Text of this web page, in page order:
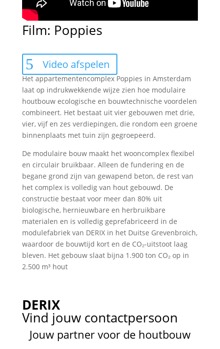
Film: Poppies
Video afspelen
Het appartementencomplex Poppies in Amsterdam
laat op indrukwekkende wijze zien hoe modulaire
houtbouw ecologische en bouwtechnische voordelen
combineert. Het bestaat uit vier gebouwen met drie,
vier, vijf en zes verdiepingen, die rondom een groene
binnenplaats met tuin zijn gegroepeerd.
De modulaire bouw maakt het wooncomplex flexibel
en circulair bruikbaar. Alleen de fundering en de
begane grond zijn van gewapend beton, de rest van
het complex is volledig van hout gebouwd. De
constructie bestaat voor meer dan 80% uit
biologische, hernieuwbare en herbruikbare
materialen en is volledig geprefabriceerd in de
modulefabriek van DERIX in het Duitse Grevenbroich,
waardoor de bouwtijd kort en de CO₂-uitstoot laag
bleven. Het gebouw slaat bijna 1.900 ton CO₂ op in
2.500 m³ hout
DERIX
Vind jouw contactpersoon
Jouw partner voor de houtbouw